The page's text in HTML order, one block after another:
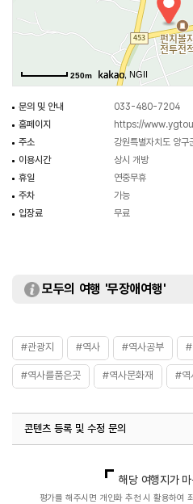
250m , NGII
문의 및 안내
033-480-7204
홈페이지
https://
주소
강원특별자치도 양구
이용시간
상시 개방
휴일
연중무휴
주차
가능
입장료
무료
모두의 여행 '무장애여행'
#관광지 #역사 #역사공부 #
#역사를품은곳 #역사문화재 #역
#역사탐험 #전쟁역사
콘텐츠 등록 및 수정 문의
해당 여행지가
평가를 해주시면 개인화 추천 시 활용하여